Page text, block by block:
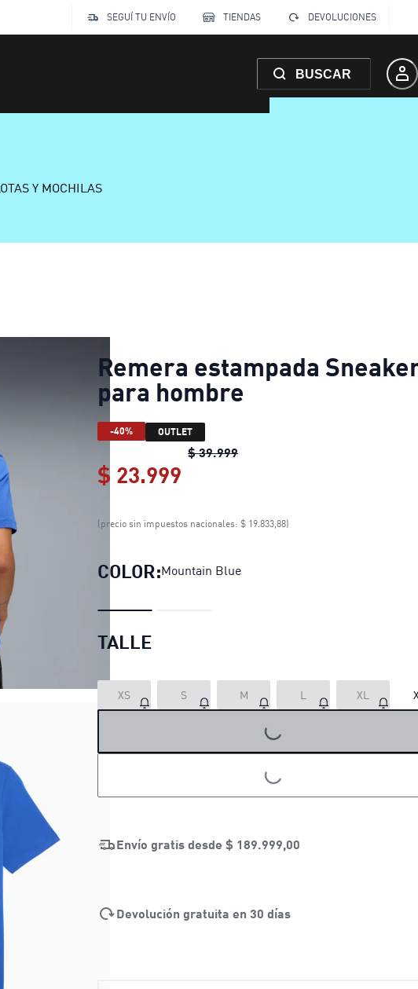
SEGUÍ TU ENVÍO
TIENDAS DEVOLUCIONES
BUSCAR
Y MOCHILAS
Remera estampada
para hombre
-40% OUTLET
$ 39.999Remera estampada Sneaker
$ 23.999
Remera estampada
(precio sin impuestos nacionales: $ 19.833,88)
COLOR:Mountain Blue
TALLE
XS S M L XL
LOADING...
LOADING...
Envío gratis desde $ 189.999,00
Devolución gratuita en 30 días